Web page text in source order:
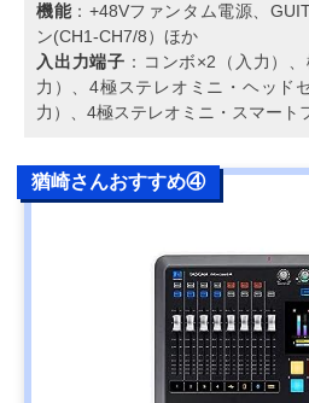
機能：+48Vファンタム電源、
ン(CH1-CH7/8）ほか
入出力端子 ：コンボ×2（入力）
力）、4極ステレオミニ・ヘッド
力）、4極ステレオミニ・スマート
猶崎さんおすすめ④